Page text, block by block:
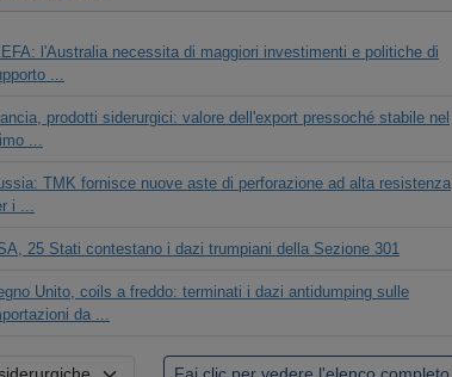
l'Australia necessita di maggiori investimenti e politiche di
...
prodotti siderurgici: valore dell'export pressoché stabile nel
...
TMK fornisce nuove aste di perforazione ad alta resistenza
i ...
25 Stati contestano i dazi trumpiani della Sezione 301
Unito, coils a freddo: terminati i dazi antidumping sulle
da ...